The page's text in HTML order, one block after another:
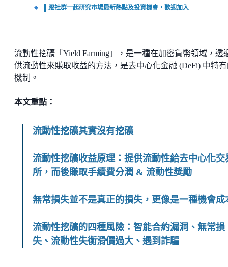
▌跟社群一起研究市場最新熱點及投資機會，歡迎加入
流動性挖礦「Yield Farming」，是一種在加密貨幣領域，透
供流動性來賺取收益的方法，是去中心化金融 (DeFi) 中特
機制。
本文重點：
流動性挖礦其實沒有挖礦
流動性挖礦收益原理：提供流動性給去中心化交
所，而後賺取手續費分潤 & 流動性獎勵
無常損失並不是真正的損失，更像是一種機會成
流動性挖礦的四種風險：智能合約漏洞、無常損
失、流動性失衡滑價過大、遇到詐騙